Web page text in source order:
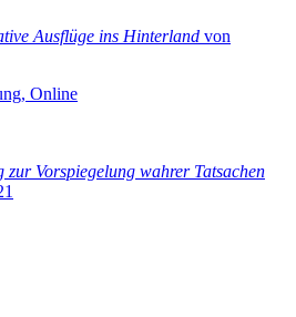
Ausflüge ins Hinterland von
Online
zur Vorspiegelung wahrer Tatsachen